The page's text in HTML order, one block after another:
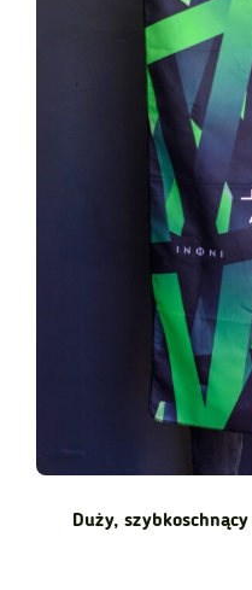
Duży,